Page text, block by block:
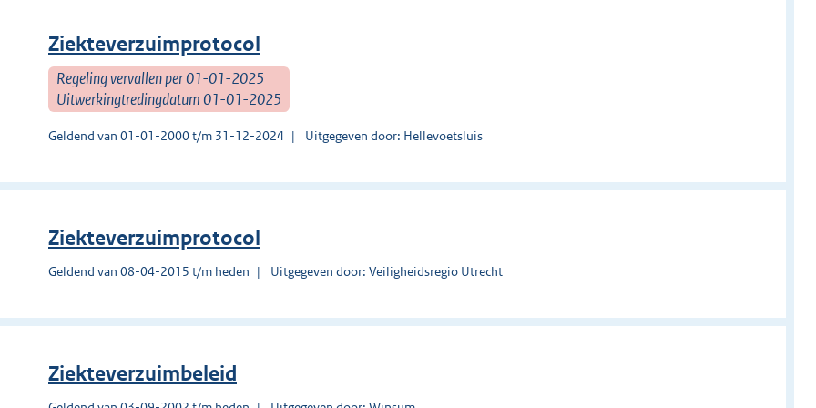
Ziekteverzuimprotocol
Regeling vervallen per 01-01-2025
Uitwerkingtredingdatum 01-01-2025
Geldend van 01-01-2000 t/m 31-12-2024 Uitgegeven door: Hellevoetsluis
Ziekteverzuimprotocol
Geldend van 08-04-2015 t/m heden Uitgegeven door: Veiligheidsregio Utrecht
Ziekteverzuimbeleid